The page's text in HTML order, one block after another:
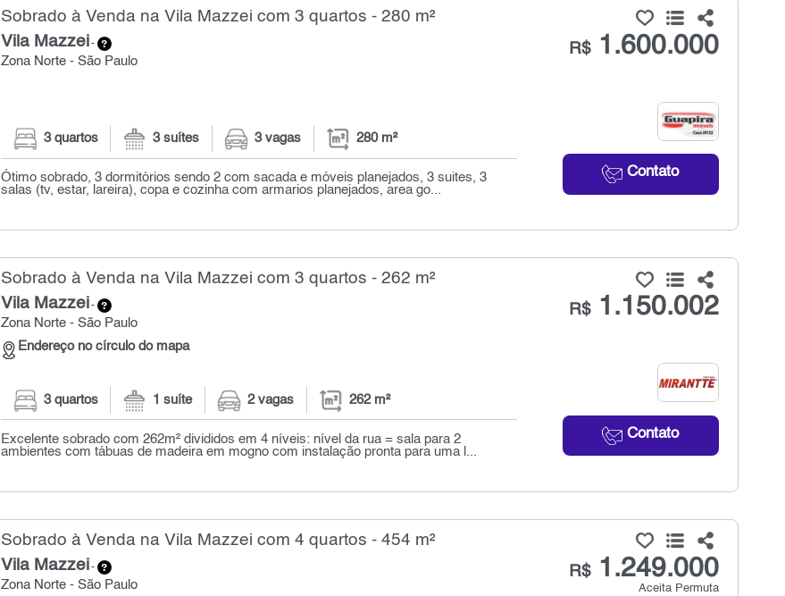
Sobrado à Venda na Vila Mazzei com 3 quartos - 280 m²
Vila Mazzei-
Zona Norte - São Paulo
R$1.600.000
Contato
3 quartos 3 suítes 3 vagas 280 m²
Ótimo sobrado, 3 dormitórios sendo 2 com sacada e móveis planejados, 3 suites, 3
salas (tv, estar, lareira), copa e cozinha com armarios planejados, area go...
Sobrado à Venda na Vila Mazzei com 3 quartos - 262 m²
Vila Mazzei-
Zona Norte - São Paulo
Endereço no círculo do mapa
R$1.150.002
Contato
3 quartos 1 suíte 2 vagas 262 m²
Excelente sobrado com 262m² divididos em 4 níveis: nível da rua = sala para 2
ambientes com tábuas de madeira em mogno com instalação pronta para uma l...
Sobrado à Venda na Vila Mazzei com 4 quartos - 454 m²
Vila Mazzei-
Zona Norte - São Paulo
R$1.249.000
Aceita Permuta